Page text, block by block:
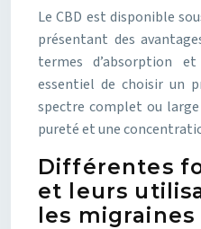
Le CBD est disponible
présentant des
termes d’absorption
essentiel de choisir un
spectre complet ou
pureté et une
Différentes
et leurs
les migraines